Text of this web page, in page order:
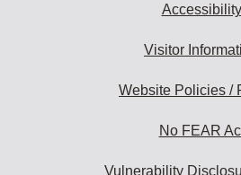
Accessibility
Visitor
Website Policies /
No FEAR
Vulnerability